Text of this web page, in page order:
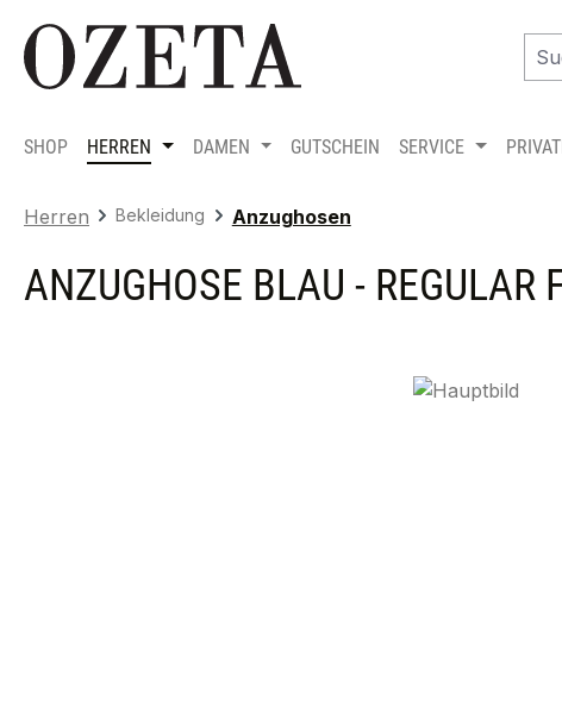
Hauptinhalt springen
Zur Suche springen
Zur Hauptnavigation springen
SHOP HERREN DAMEN GUTSCHEIN SERVICE
Herren Bekleidung Anzughosen
ANZUGHOSE BLAU - REGULAR